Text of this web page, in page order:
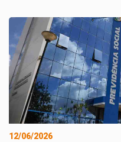
12/06/2026